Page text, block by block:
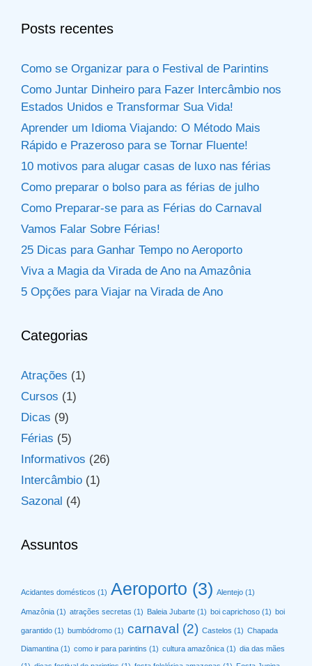
Posts recentes
Como se Organizar para o Festival de Parintins
Como Juntar Dinheiro para Fazer Intercâmbio nos
Estados Unidos e Transformar Sua Vida!
Aprender um Idioma Viajando: O Método Mais
Rápido e Prazeroso para se Tornar Fluente!
10 motivos para alugar casas de luxo nas férias
Como preparar o bolso para as férias de julho
Como Preparar-se para as Férias do Carnaval
Vamos Falar Sobre Férias!
25 Dicas para Ganhar Tempo no Aeroporto
Viva a Magia da Virada de Ano na Amazônia
5 Opções para Viajar na Virada de Ano
Categorias
Atrações (1)
Cursos (1)
Dicas (9)
Férias (5)
Informativos (26)
Intercâmbio (1)
Sazonal (4)
Assuntos
Acidantes domésticos (1) Aeroporto (3) Alentejo (1)
Amazônia (1) atrações secretas (1) Baleia Jubarte (1) boi caprichoso (1) boi
garantido (1) bumbódromo (1) carnaval (2) Castelos (1) Chapada
Diamantina (1) como ir para parintins (1) cultura amazônica (1) dia das mães